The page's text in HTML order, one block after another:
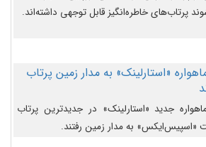
پرتاب‌های خاطره‌انگیز قابل توجهی داشته‌اند.
ماهواره «استارلینک» به مدار زمین پرتاب
ماهواره جدید «استارلینک» در جدیدترین پرتاب
«اسپیس‌ایکس» به مدار زمین رفتند.